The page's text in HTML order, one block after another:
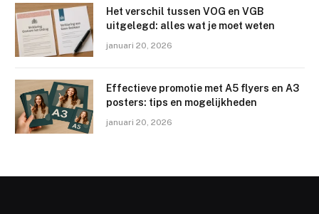
Het verschil tussen VOG en VGB
uitgelegd: alles wat je moet weten
januari 20, 2026
Effectieve promotie met A5 flyers en A3
posters: tips en mogelijkheden
januari 20, 2026